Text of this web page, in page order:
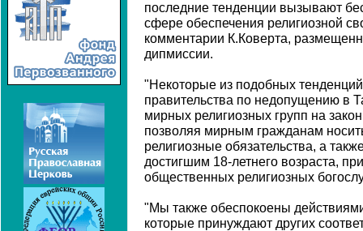
последние тенденции вызывают
сфере обеспечения религиозной
комментарии К.Коверта,
дипмиссии.
"Некоторые из подобных
правительства по недопущению в
мирных религиозных групп на
позволяя мирным гражданам
религиозные обязательства, а
достигшим 18-летнего возраста,
общественных религиозных
"Мы также обеспокоены
которые принуждают других